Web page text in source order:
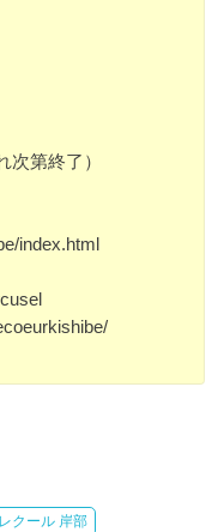
第終了）
index.html
クール 岸部